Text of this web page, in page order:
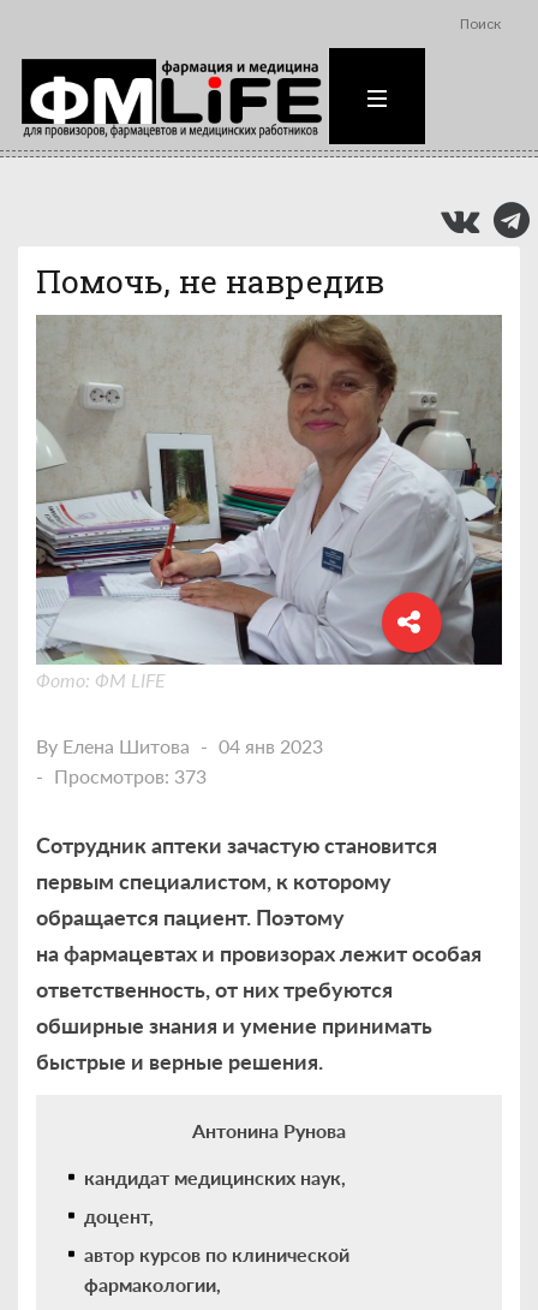
Поиск
Помочь, не навредив
Фото: ФМ LIFE
By Елена Шитова
04 янв 2023
Просмотров: 373
Сотрудник аптеки зачастую становится
первым специалистом, к которому
обращается пациент. Поэтому
на фармацевтах и провизорах лежит особая
ответственность, от них требуются
обширные знания и умение принимать
быстрые и верные решения.
Антонина Рунова
кандидат медицинских наук,
доцент,
автор курсов по клинической
фармакологии,